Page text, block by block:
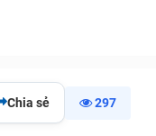
Chia sẻ 297